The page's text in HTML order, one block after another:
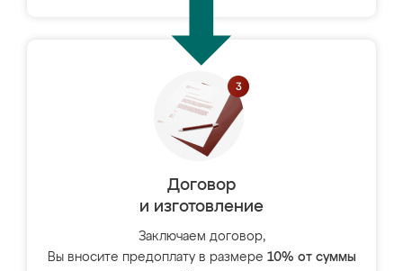
Договор
и изготовление
Заключаем договор,
Вы вносите предоплату в размере 10% от суммы